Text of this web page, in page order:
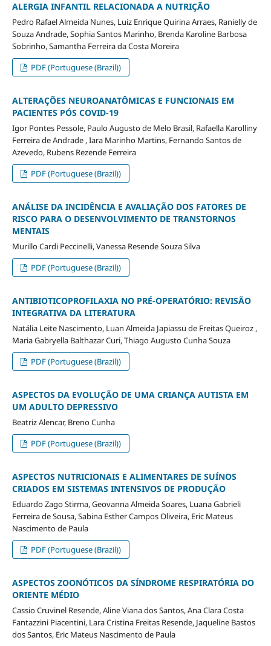
ALERGIA INFANTIL RELACIONADA A NUTRIÇÃO
Pedro Rafael Almeida Nunes, Luiz Enrique Quirina Arraes, Ranielly de
Souza Andrade, Sophia Santos Marinho, Brenda Karoline Barbosa
Sobrinho, Samantha Ferreira da Costa Moreira
PDF (Portuguese (Brazil))
ALTERAÇÕES NEUROANATÔMICAS E FUNCIONAIS EM
PACIENTES PÓS COVID-19
Igor Pontes Pessole, Paulo Augusto de Melo Brasil, Rafaella Karolliny
Ferreira de Andrade , Iara Marinho Martins, Fernando Santos de
Azevedo, Rubens Rezende Ferreira
PDF (Portuguese (Brazil))
ANÁLISE DA INCIDÊNCIA E AVALIAÇÃO DOS FATORES DE
RISCO PARA O DESENVOLVIMENTO DE TRANSTORNOS
MENTAIS
Murillo Cardi Peccinelli, Vanessa Resende Souza Silva
PDF (Portuguese (Brazil))
ANTIBIOTICOPROFILAXIA NO PRÉ-OPERATÓRIO: REVISÃO
INTEGRATIVA DA LITERATURA
Natália Leite Nascimento, Luan Almeida Japiassu de Freitas Queiroz ,
Maria Gabryella Balthazar Curi, Thiago Augusto Cunha Souza
PDF (Portuguese (Brazil))
ASPECTOS DA EVOLUÇÃO DE UMA CRIANÇA AUTISTA EM
UM ADULTO DEPRESSIVO
Beatriz Alencar, Breno Cunha
PDF (Portuguese (Brazil))
ASPECTOS NUTRICIONAIS E ALIMENTARES DE SUÍNOS
CRIADOS EM SISTEMAS INTENSIVOS DE PRODUÇÃO
Eduardo Zago Stirma, Geovanna Almeida Soares, Luana Gabrieli
Ferreira de Sousa, Sabina Esther Campos Oliveira, Eric Mateus
Nascimento de Paula
PDF (Portuguese (Brazil))
ASPECTOS ZOONÓTICOS DA SÍNDROME RESPIRATÓRIA DO
ORIENTE MÉDIO
Cassio Cruvinel Resende, Aline Viana dos Santos, Ana Clara Costa
Fantazzini Piacentini, Lara Cristina Freitas Resende, Jaqueline Bastos
dos Santos, Eric Mateus Nascimento de Paula